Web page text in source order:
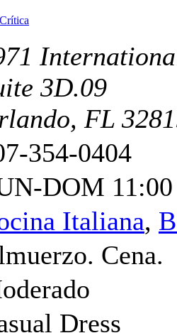
3D.09
FL
354-0404
DOM
Italiana,
Cena.
Dress